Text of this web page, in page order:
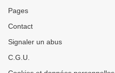
Pages
Contact
Signaler un abus
C.G.U.